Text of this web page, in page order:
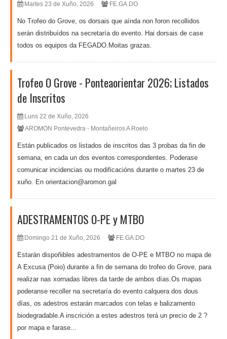
Martes 23 de Xuño, 2026 FE.GA.DO
No Trofeo do Grove, os dorsais que aínda non foron recollidos
serán distribuídos na secretaría do evento. Hai dorsais de case
todos os equipos da FEGADO.Moitas grazas.
Trofeo O Grove - Ponteaorientar 2026; Listados
de Inscritos
Luns 22 de Xuño, 2026
AROMON Pontevedra - Montañeiros A Roelo
Están publicados os listados de inscritos das 3 probas da fin de
semana, en cada un dos eventos correspondentes. Poderase
comunicar incidencias ou modificacións durante o martes 23 de
xuño. En orientacion@aromon.gal
ADESTRAMENTOS O-PE y MTBO
Domingo 21 de Xuño, 2026 FE.GA.DO
Estarán dispoñibles adestramentos de O-PE e MTBO no mapa de
A Excusa (Poio) durante a fin de semana do trofeo do Grove, para
realizar nas xornadas libres da tarde de ambos días.Os mapas
poderanse recoller na secretaría do evento calquera dos dous
días, os adestros estarán marcados con telas e balizamento
biodegradable.A inscrición a estes adestros terá un precio de 2 ?
por mapa e farase...